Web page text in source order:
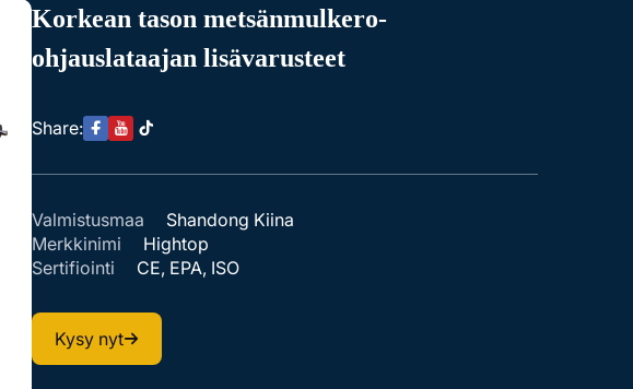
Korkean tason metsänmulkero-
ohjauslataajan lisävarusteet
Share:
Valmistusmaa
Shandong Kiina
Merkkinimi
Hightop
Sertifiointi
CE, EPA, ISO
Kysy nyt